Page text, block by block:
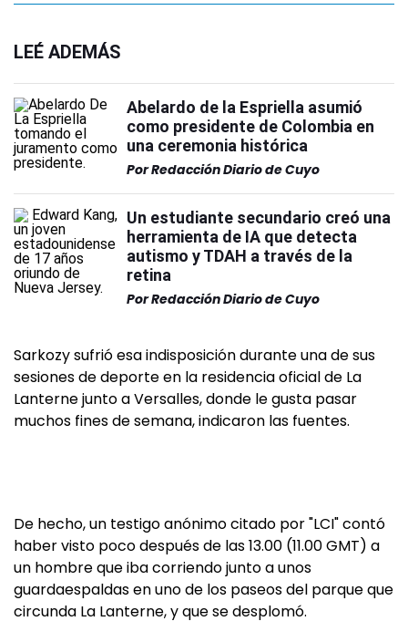
LEÉ ADEMÁS
Abelardo de la Espriella asumió
como presidente de Colombia en
una ceremonia histórica
PorRedacción Diario de Cuyo
Un estudiante secundario creó una
herramienta de IA que detecta
autismo y TDAH a través de la
retina
PorRedacción Diario de Cuyo
Sarkozy sufrió esa indisposición durante una de sus
sesiones de deporte en la residencia oficial de La
Lanterne junto a Versalles, donde le gusta pasar
muchos fines de semana, indicaron las fuentes.
De hecho, un testigo anónimo citado por "LCI" contó
haber visto poco después de las 13.00 (11.00 GMT) a
un hombre que iba corriendo junto a unos
guardaespaldas en uno de los paseos del parque que
circunda La Lanterne, y que se desplomó.